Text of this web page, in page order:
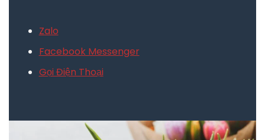
Zalo
Facebook Messenger
Gọi Điện Thoại